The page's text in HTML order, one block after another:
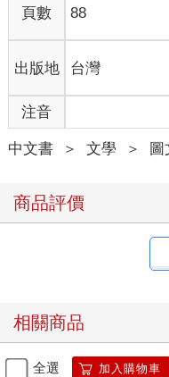
頁數 88
出版地 台灣
注音
中文書 ＞ 文學 ＞
商品評價
相關商品
全選 加入購物車